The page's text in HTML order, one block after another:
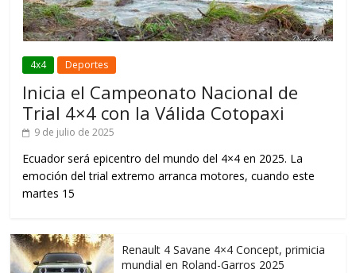
4x4 Deportes
Inicia el Campeonato Nacional de
Trial 4×4 con la Válida Cotopaxi
9 de julio de 2025
Ecuador será epicentro del mundo del 4×4 en 2025. La
emoción del trial extremo arranca motores, cuando este
martes 15
Renault 4 Savane 4×4 Concept, primicia
mundial en Roland-Garros 2025